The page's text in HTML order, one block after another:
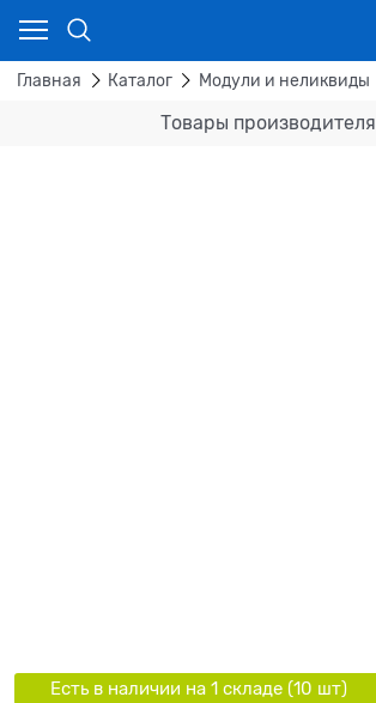
Главная Каталог Модули и неликвиды
Товары производителя
Есть в наличии на 1 складe (10 шт)